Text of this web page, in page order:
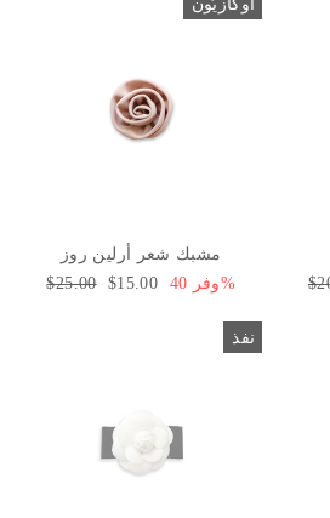
مشبك شعر أرلين روز
السعر
$25.00 سعر
$15.00 وفر 40%
نفذ